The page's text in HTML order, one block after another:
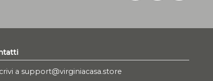
a support@virginiacasa.store